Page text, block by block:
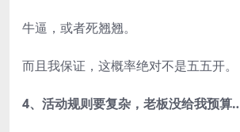
牛逼，或者死翘翘。
而且我保证，这概率绝对不是五五开。
4、活动规则要复杂，老板没给我预